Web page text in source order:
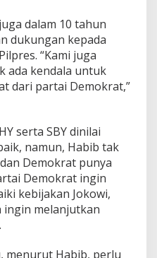
dalam 10 tahun
dukungan kepada
“Kami juga
ada kendala untuk
dari partai Demokrat,”
serta SBY dinilai
namun, Habib tak
Demokrat punya
Demokrat ingin
kebijakan Jokowi,
ingin melanjutkan
menurut Habib, perlu